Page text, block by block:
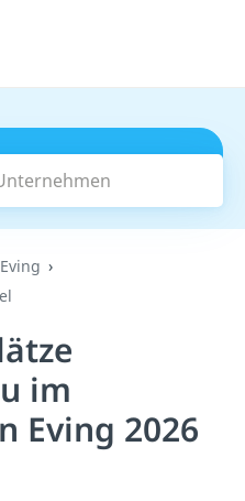
Suchen
Eving
im
Eving 2026